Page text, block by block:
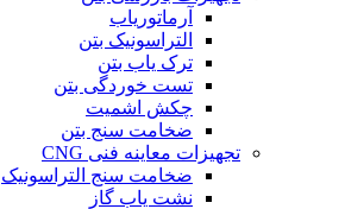
آرماتوریاب
التراسونیک بتن
ترک یاب بتن
تست خوردگی بتن
چکش اشمیت
ضخامت سنج بتن
تجهیزات معاینه فنی CNG
ضخامت سنج التراسونیک
نشت یاب گاز